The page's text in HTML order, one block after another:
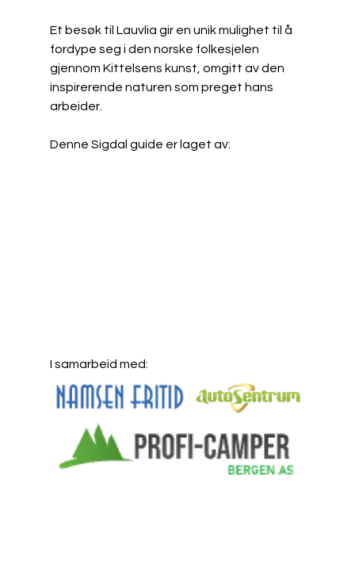
Et besøk til Lauvlia gir en unik mulighet til å
fordype seg i den norske folkesjelen
gjennom Kittelsens kunst, omgitt av den
inspirerende naturen som preget hans
arbeider.
Denne Sigdal guide er laget av:
I samarbeid med: